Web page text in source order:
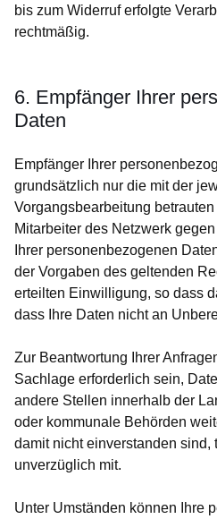
bis zum Widerruf erfolgte
rechtmäßig.
6. Empfänger Ihrer
Daten
Empfänger Ihrer
grundsätzlich nur die mit der
Vorgangsbearbeitung
Mitarbeiter des Netzwerk
Ihrer personenbezogenen
der Vorgaben des geltenden
erteilten Einwilligung, so dass
dass Ihre Daten nicht an
Zur Beantwortung Ihrer
Sachlage erforderlich sein,
andere Stellen innerhalb der
oder kommunale Behörden
damit nicht einverstanden sind,
unverzüglich mit.
Unter Umständen können Ihre